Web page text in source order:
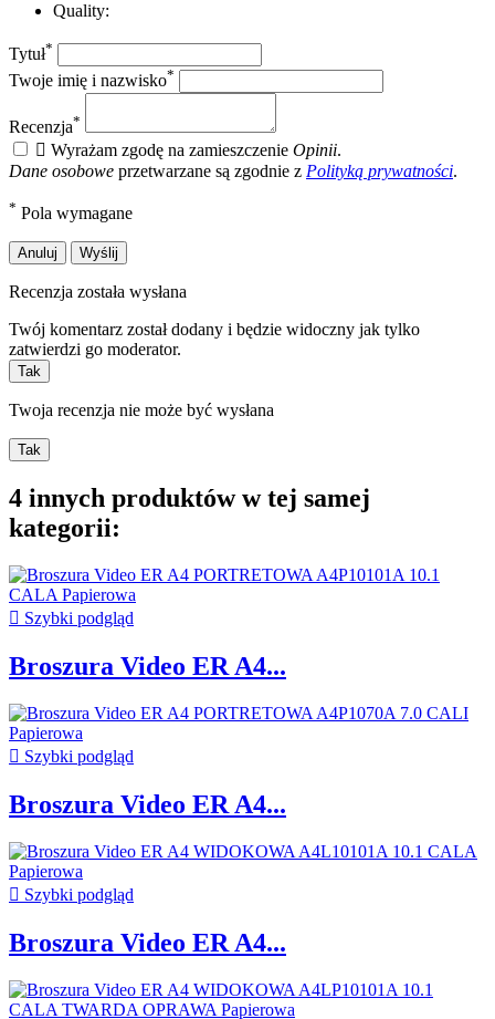
Quality:
Tytuł*
Twoje imię i nazwisko*
Recenzja*
 Wyrażam zgodę na zamieszczenie Opinii.
Dane osobowe przetwarzane są zgodnie z Polityką prywatności.
* Pola wymagane
Anuluj Wyślij
Recenzja została wysłana
Twój komentarz został dodany i będzie widoczny jak tylko
zatwierdzi go moderator.
Tak
Twoja recenzja nie może być wysłana
Tak
4 innych produktów w tej samej
kategorii:
 Szybki podgląd
Broszura Video ER A4...
 Szybki podgląd
Broszura Video ER A4...
 Szybki podgląd
Broszura Video ER A4...